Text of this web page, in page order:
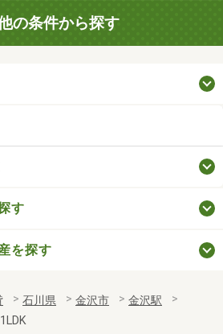
の条件から探す
す
を探す
石川県 金沢市
金沢駅